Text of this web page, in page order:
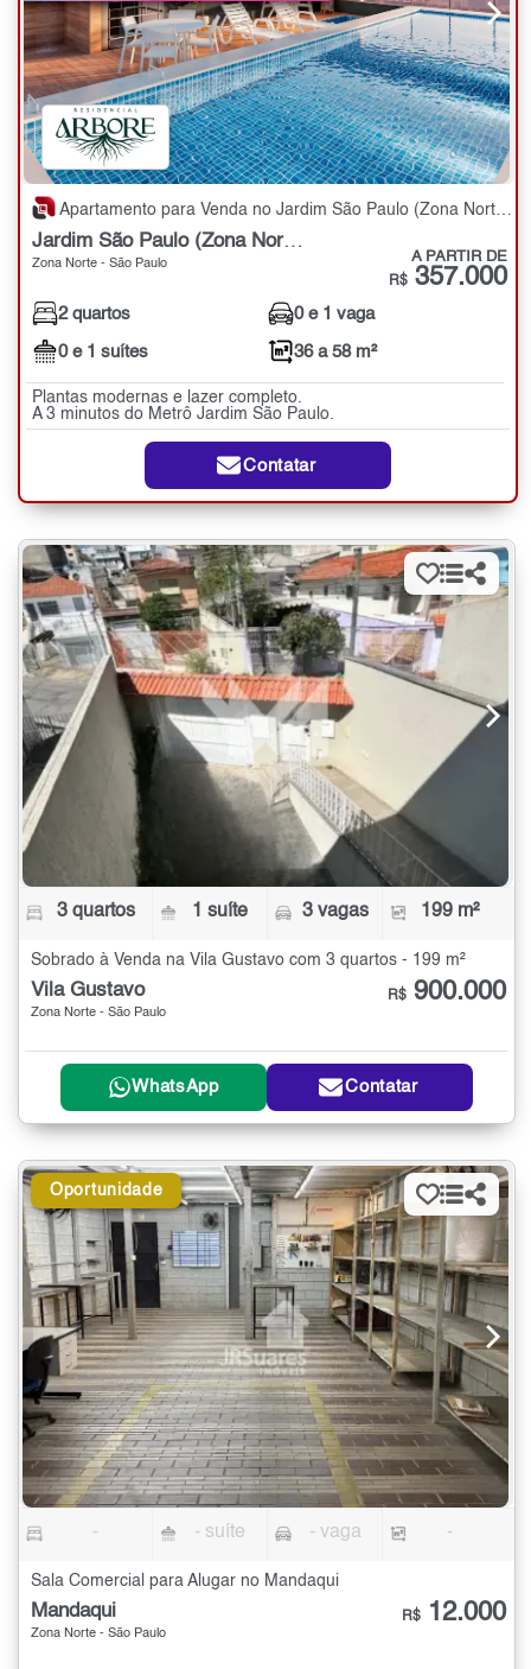
Apartamento para Venda no Jardim São Paulo (Zona Norte) com 2 quartos - 36 a 58 m²
Jardim São Paulo (Zona Norte)
Zona Norte - São Paulo A PARTIR DE
R$ 357.000
2 quartos
0 e 1 suítes
0 e 1 vaga
36 a 58 m²
Plantas modernas e lazer completo.
A 3 minutos do Metrô Jardim São Paulo.
Contatar
3 quartos 1 suíte 3 vagas 199 m²
Sobrado à Venda na Vila Gustavo com 3 quartos - 199 m²
Vila Gustavo
Zona Norte - São Paulo
R$ 900.000
WhatsApp Contatar
Oportunidade
- - suíte - vaga -
Sala Comercial para Alugar no Mandaqui
Mandaqui
Zona Norte - São Paulo
R$ 12.000